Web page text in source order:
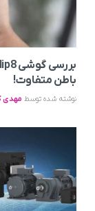
باطن متفاوت!
نوشته شده توسط مهدی